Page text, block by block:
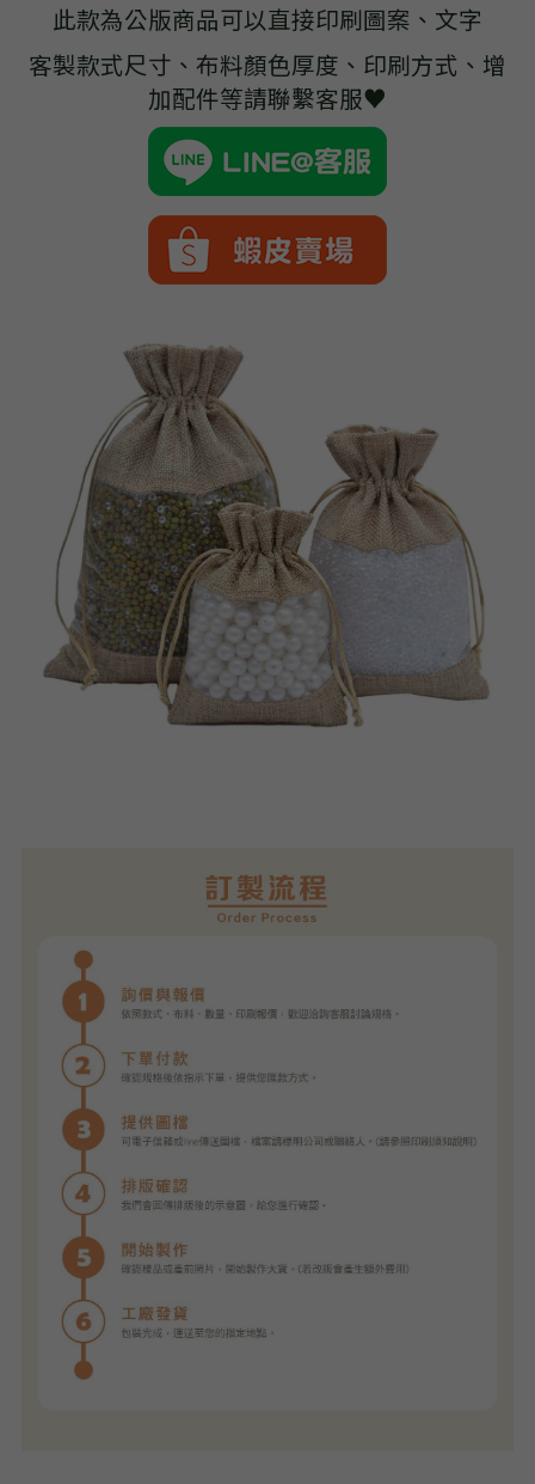
➢化妝盥洗包/收納袋
➢皮革包袋
➢台灣茄芷袋
➢台灣CORDURA®尼龍布包
此款為公版商品可以直接印刷圖案、文字
客製款式尺寸、布料顏色厚度、印刷方式、增
加配件等請聯繫客服♥